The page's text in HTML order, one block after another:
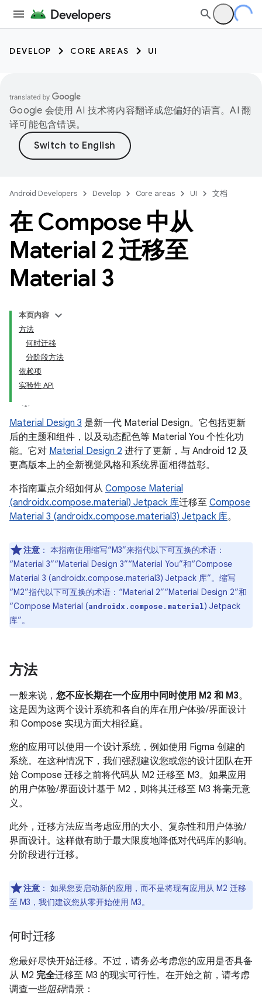
DEVELOP CORE AREAS UI
Google 会使用 AI 技术将内容翻译成您偏好的语言。AI 翻
译可能包含错误。
Android Developers Develop Core areas UI 文档
在 Compose 中从
Material 2 迁移至
Material 3
本页内容
方法
何时迁移
分阶段方法
依赖项
实验性 API
Material Design 3 是新一代 Material Design。它包括更新
后的主题和组件，以及动态配色等 Material You 个性化功
能。它对 Material Design 2 进行了更新，与 Android 12 及
更高版本上的全新视觉风格和系统界面相得益彰。
本指南重点介绍如何从 Compose Material
(androidx.compose.material) Jetpack 库迁移至 Compose
Material 3 (androidx.compose.material3) Jetpack 库。
注意 ： 本指南使用缩写“M3”来指代以下可互换的术语：
“Material 3”“Material Design 3”“Material You”和“Compose
Material 3 (androidx.compose.material3) Jetpack 库”。缩写
“M2”指代以下可互换的术语：“Material 2”“Material Design 2”和
“Compose Material (androidx.compose.material) Jetpack
库”。
方法
一般来说， 您不应长期在一个应用中同时使用 M2 和 M3。
这是因为这两个设计系统和各自的库在用户体验/界面设计
和 Compose 实现方面大相径庭。
您的应用可以使用一个设计系统，例如使用 Figma 创建的
系统。在这种情况下，我们强烈建议您或您的设计团队在开
始 Compose 迁移之前将代码从 M2 迁移至 M3。 如果应用
的用户体验/界面设计基于 M2，则将其迁移至 M3 将毫无意
义。
此外，迁移方法应当考虑应用的大小、复杂性和用户体验/
界面设计。这样做有助于最大限度地降低对代码库的影响。
分阶段进行迁移。
注意 ： 如果您要启动新的应用，而不是将现有应用从 M2 迁移
至 M3，我们建议您从零开始使用 M3。
何时迁移
您最好尽快开始迁移。不过，请务必考虑您的应用是否具备
从 M2 完全迁移至 M3 的现实可行性。在开始之前，请考虑
调查一些阻碍情景：